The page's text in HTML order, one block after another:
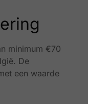
minimum €70
De
een waarde